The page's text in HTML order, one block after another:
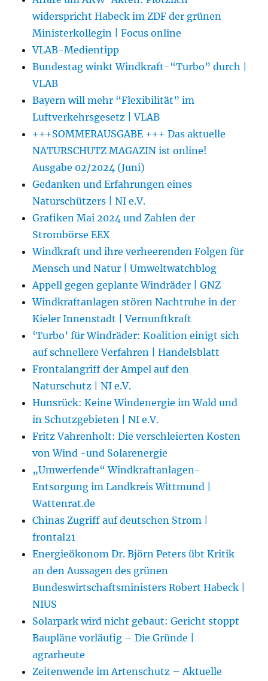
widerspricht Habeck im ZDF der grünen
Ministerkollegin | Focus online
VLAB-Medientipp
Bundestag winkt Windkraft-“Turbo” durch |
VLAB
Bayern will mehr “Flexibilität” im
Luftverkehrsgesetz | VLAB
+++SOMMERAUSGABE +++ Das aktuelle
NATURSCHUTZ MAGAZIN ist online!
Ausgabe 02/2024 (Juni)
Gedanken und Erfahrungen eines
Naturschützers | NI e.V.
Grafiken Mai 2024 und Zahlen der
Strombörse EEX
Windkraft und ihre verheerenden Folgen für
Mensch und Natur | Umweltwatchblog
Appell gegen geplante Windräder | GNZ
Windkraftanlagen stören Nachtruhe in der
Kieler Innenstadt | Vernunftkraft
‘Turbo’ für Windräder: Koalition einigt sich
auf schnellere Verfahren | Handelsblatt
Frontalangriff der Ampel auf den
Naturschutz | NI e.V.
Hunsrück: Keine Windenergie im Wald und
in Schutzgebieten | NI e.V.
Fritz Vahrenholt: Die verschleierten Kosten
von Wind -und Solarenergie
„Umwerfende“ Windkraftanlagen-
Entsorgung im Landkreis Wittmund |
Wattenrat.de
Chinas Zugriff auf deutschen Strom |
frontal21
Energieökonom Dr. Björn Peters übt Kritik
an den Aussagen des grünen
Bundeswirtschaftsministers Robert Habeck |
NIUS
Solarpark wird nicht gebaut: Gericht stoppt
Baupläne vorläufig – Die Gründe |
agrarheute
Zeitenwende im Artenschutz – Aktuelle